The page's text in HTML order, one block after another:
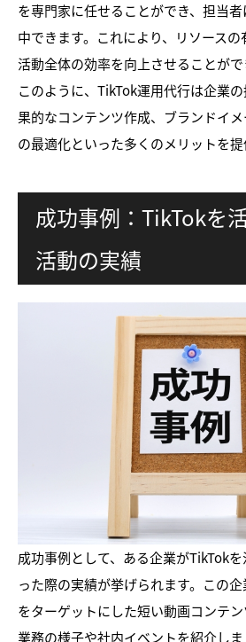
を専門家に任せることができ、担当
中できます。これにより、リソース
活動全体の効率を向上させることがで
このように、TikTok運用代行は企業
果的なコンテンツ作成、ブランドイ
の最適化といった多くのメリットを提
成功事例：TikTokを
活動の実績
成功事例として、ある企業がTikTok
った際の実績が挙げられます。この
をターゲットにした短い動画コンテ
業務の様子や社内イベントを紹介し